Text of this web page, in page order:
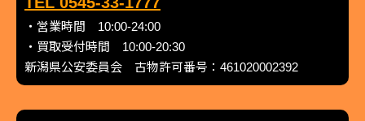
・営業時間 10:00-24:00
・買取受付時間 10:00-20:30
新潟県公安委員会 古物許可番号：461020002392